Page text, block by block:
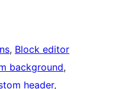
, Block editor
background
header